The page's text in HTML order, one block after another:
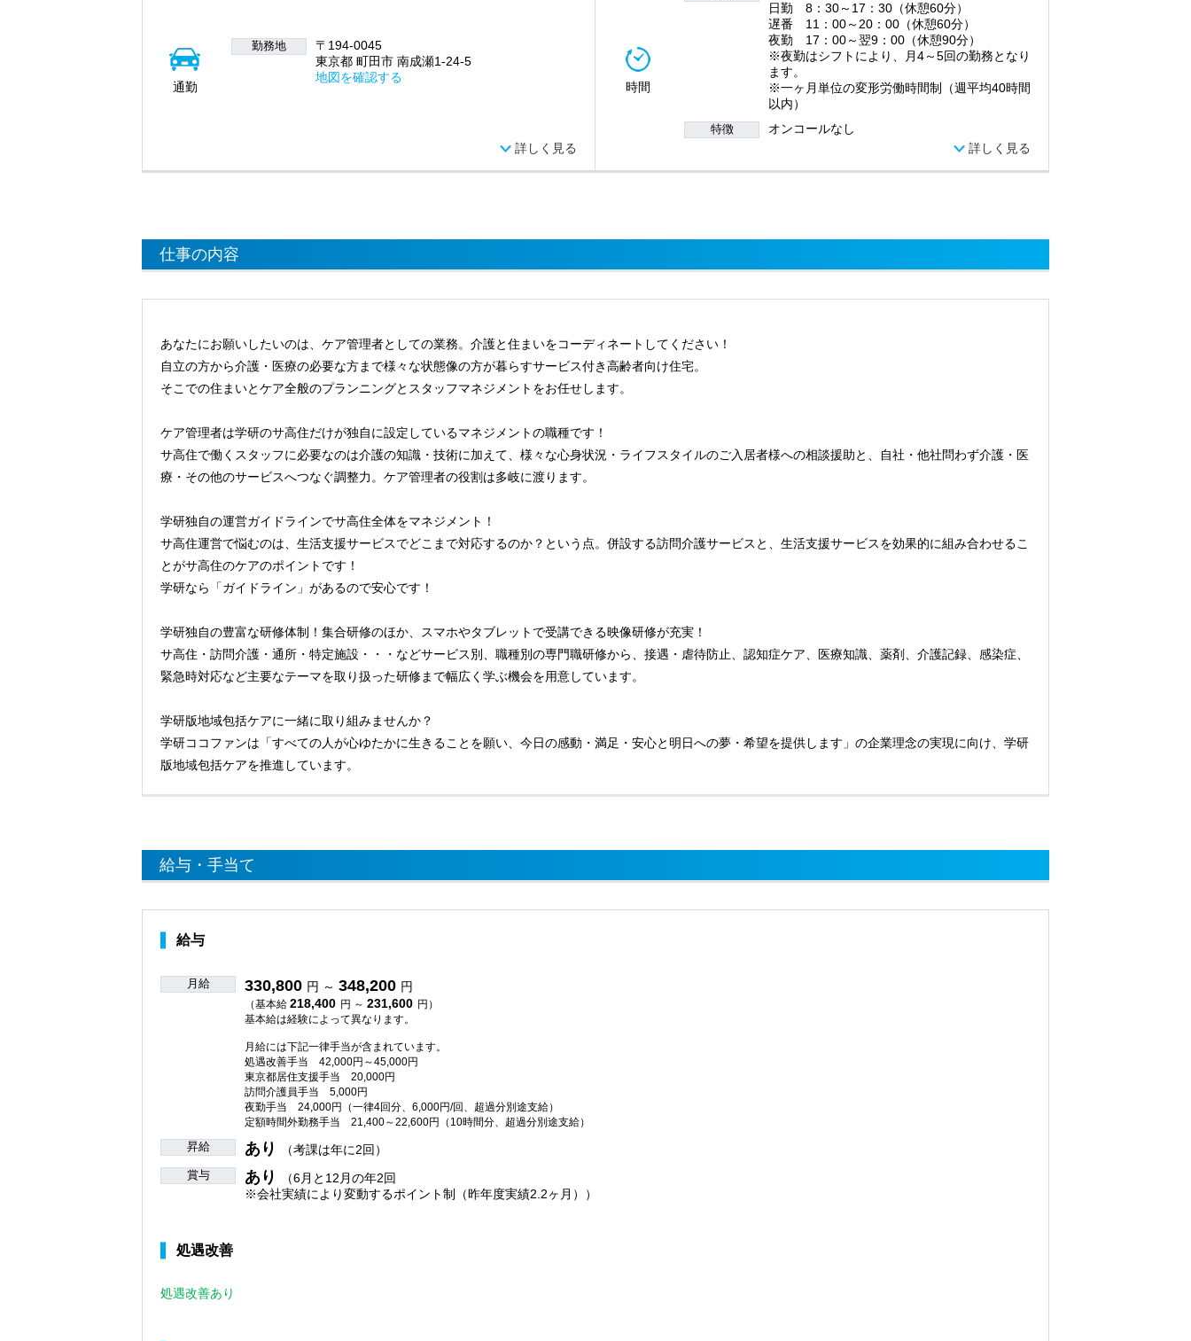
通勤
勤務地
〒194-0045
東京都 町田市 南成瀬1-24-5
地図を確認する
詳しく見る
時間
日勤 8：30～17：30（休憩60分）
遅番 11：00～20：00（休憩60分）
夜勤 17：00～翌9：00（休憩90分）
※夜勤はシフトにより、月4～5回の勤務となり
ます。
※一ヶ月単位の変形労働時間制（週平均40時間
以内）
特徴 オンコールなし
詳しく見る
仕事の内容
あなたにお願いしたいのは、ケア管理者としての業務。介護と住まいをコーディネートしてください！
自立の方から介護・医療の必要な方まで様々な状態像の方が暮らすサービス付き高齢者向け住宅。
そこでの住まいとケア全般のプランニングとスタッフマネジメントをお任せします。
ケア管理者は学研のサ高住だけが独自に設定しているマネジメントの職種です！
サ高住で働くスタッフに必要なのは介護の知識・技術に加えて、様々な心身状況・ライフスタイルのご入居者様への相談援助と、自社・他社問わず介護・医
療・その他のサービスへつなぐ調整力。ケア管理者の役割は多岐に渡ります。
学研独自の運営ガイドラインでサ高住全体をマネジメント！
サ高住運営で悩むのは、生活支援サービスでどこまで対応するのか？という点。併設する訪問介護サービスと、生活支援サービスを効果的に組み合わせるこ
とがサ高住のケアのポイントです！
学研なら「ガイドライン」があるので安心です！
学研独自の豊富な研修体制！集合研修のほか、スマホやタブレットで受講できる映像研修が充実！
サ高住・訪問介護・通所・特定施設・・・などサービス別、職種別の専門職研修から、接遇・虐待防止、認知症ケア、医療知識、薬剤、介護記録、感染症、
緊急時対応など主要なテーマを取り扱った研修まで幅広く学ぶ機会を用意しています。
学研版地域包括ケアに一緒に取り組みませんか？
学研ココファンは「すべての人が心ゆたかに生きることを願い、今日の感動・満足・安心と明日への夢・希望を提供します」の企業理念の実現に向け、学研
版地域包括ケアを推進しています。
給与・手当て
給与
月給 330,800 円 ～ 348,200 円
（基本給 218,400 円 ～ 231,600 円）
基本給は経験によって異なります。
月給には下記一律手当が含まれています。
処遇改善手当 42,000円～45,000円
東京都居住支援手当 20,000円
訪問介護員手当 5,000円
夜勤手当 24,000円（一律4回分、6,000円/回、超過分別途支給）
定額時間外勤務手当 21,400～22,600円（10時間分、超過分別途支給）
昇給 あり （考課は年に2回）
賞与 あり
（6月と12月の年2回
※会社実績により変動するポイント制（昨年度実績2.2ヶ月））
処遇改善
処遇改善あり